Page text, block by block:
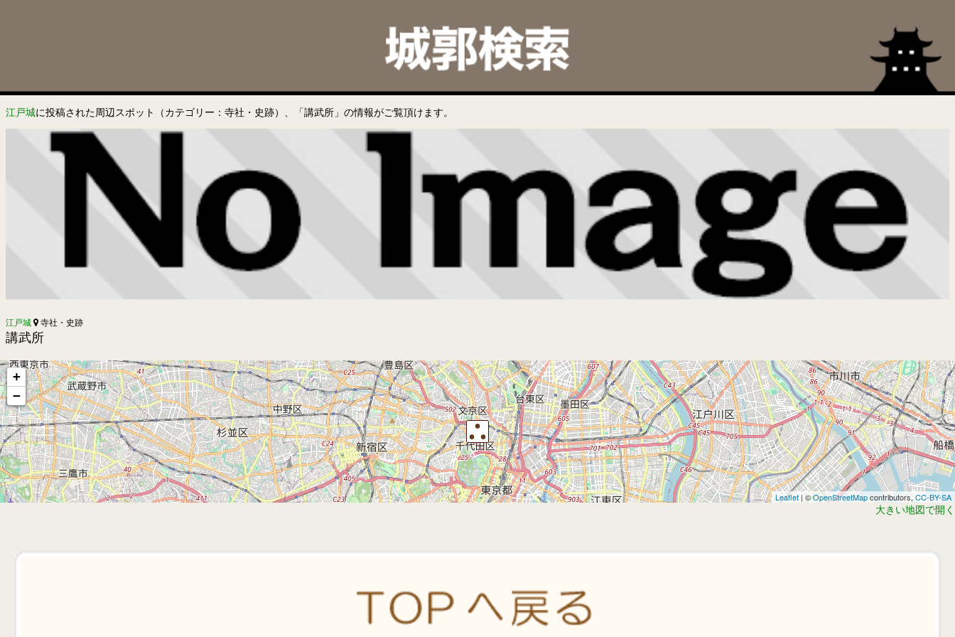
江戸城に投稿された周辺スポット（カテゴリー：寺社・史跡）、「講武所」の情報がご覧頂けます。
江戸城 寺社・史跡
講武所
+
−
Leaflet | ©OpenStreetMapcontributors,CC-BY-SA
大きい地図で開く